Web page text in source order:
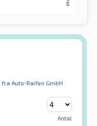
fra Auto-Raifen GmbH
Antal